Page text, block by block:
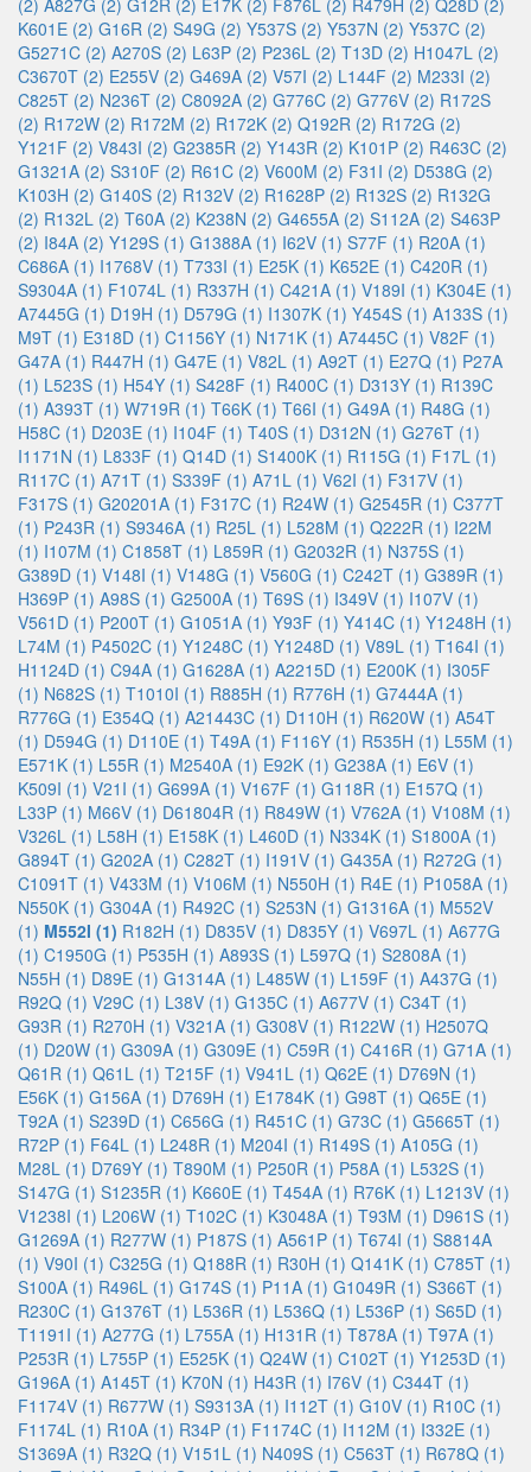
(2) A827G (2) G12R (2) E17K (2) F876L (2) R479H (2) Q28D (2)
K601E (2) G16R (2) S49G (2) Y537S (2) Y537N (2) Y537C (2)
G5271C (2) A270S (2) L63P (2) P236L (2) T13D (2) H1047L (2)
C3670T (2) E255V (2) G469A (2) V57I (2) L144F (2) M233I (2)
C825T (2) N236T (2) C8092A (2) G776C (2) G776V (2) R172S
(2) R172W (2) R172M (2) R172K (2) Q192R (2) R172G (2)
Y121F (2) V843I (2) G2385R (2) Y143R (2) K101P (2) R463C (2)
G1321A (2) S310F (2) R61C (2) V600M (2) F31I (2) D538G (2)
K103H (2) G140S (2) R132V (2) R1628P (2) R132S (2) R132G
(2) R132L (2) T60A (2) K238N (2) G4655A (2) S112A (2) S463P
(2) I84A (2) Y129S (1) G1388A (1) I62V (1) S77F (1) R20A (1)
C686A (1) I1768V (1) T733I (1) E25K (1) K652E (1) C420R (1)
S9304A (1) F1074L (1) R337H (1) C421A (1) V189I (1) K304E (1)
A7445G (1) D19H (1) D579G (1) I1307K (1) Y454S (1) A133S (1)
M9T (1) E318D (1) C1156Y (1) N171K (1) A7445C (1) V82F (1)
G47A (1) R447H (1) G47E (1) V82L (1) A92T (1) E27Q (1) P27A
(1) L523S (1) H54Y (1) S428F (1) R400C (1) D313Y (1) R139C
(1) A393T (1) W719R (1) T66K (1) T66I (1) G49A (1) R48G (1)
H58C (1) D203E (1) I104F (1) T40S (1) D312N (1) G276T (1)
I1171N (1) L833F (1) Q14D (1) S1400K (1) R115G (1) F17L (1)
R117C (1) A71T (1) S339F (1) A71L (1) V62I (1) F317V (1)
F317S (1) G20201A (1) F317C (1) R24W (1) G2545R (1) C377T
(1) P243R (1) S9346A (1) R25L (1) L528M (1) Q222R (1) I22M
(1) I107M (1) C1858T (1) L859R (1) G2032R (1) N375S (1)
G389D (1) V148I (1) V148G (1) V560G (1) C242T (1) G389R (1)
H369P (1) A98S (1) G2500A (1) T69S (1) I349V (1) I107V (1)
V561D (1) P200T (1) G1051A (1) Y93F (1) Y414C (1) Y1248H (1)
L74M (1) P4502C (1) Y1248C (1) Y1248D (1) V89L (1) T164I (1)
H1124D (1) C94A (1) G1628A (1) A2215D (1) E200K (1) I305F
(1) N682S (1) T1010I (1) R885H (1) R776H (1) G7444A (1)
R776G (1) E354Q (1) A21443C (1) D110H (1) R620W (1) A54T
(1) D594G (1) D110E (1) T49A (1) F116Y (1) R535H (1) L55M (1)
E571K (1) L55R (1) M2540A (1) E92K (1) G238A (1) E6V (1)
K509I (1) V21I (1) G699A (1) V167F (1) G118R (1) E157Q (1)
L33P (1) M66V (1) D61804R (1) R849W (1) V762A (1) V108M (1)
V326L (1) L58H (1) E158K (1) L460D (1) N334K (1) S1800A (1)
G894T (1) G202A (1) C282T (1) I191V (1) G435A (1) R272G (1)
C1091T (1) V433M (1) V106M (1) N550H (1) R4E (1) P1058A (1)
N550K (1) G304A (1) R492C (1) S253N (1) G1316A (1) M552V
(1) M552I (1) R182H (1) D835V (1) D835Y (1) V697L (1) A677G
(1) C1950G (1) P535H (1) A893S (1) L597Q (1) S2808A (1)
N55H (1) D89E (1) G1314A (1) L485W (1) L159F (1) A437G (1)
R92Q (1) V29C (1) L38V (1) G135C (1) A677V (1) C34T (1)
G93R (1) R270H (1) V321A (1) G308V (1) R122W (1) H2507Q
(1) D20W (1) G309A (1) G309E (1) C59R (1) C416R (1) G71A (1)
Q61R (1) Q61L (1) T215F (1) V941L (1) Q62E (1) D769N (1)
E56K (1) G156A (1) D769H (1) E1784K (1) G98T (1) Q65E (1)
T92A (1) S239D (1) C656G (1) R451C (1) G73C (1) G5665T (1)
R72P (1) F64L (1) L248R (1) M204I (1) R149S (1) A105G (1)
M28L (1) D769Y (1) T890M (1) P250R (1) P58A (1) L532S (1)
S147G (1) S1235R (1) K660E (1) T454A (1) R76K (1) L1213V (1)
V1238I (1) L206W (1) T102C (1) K3048A (1) T93M (1) D961S (1)
G1269A (1) R277W (1) P187S (1) A561P (1) T674I (1) S8814A
(1) V90I (1) C325G (1) Q188R (1) R30H (1) Q141K (1) C785T (1)
S100A (1) R496L (1) G174S (1) P11A (1) G1049R (1) S366T (1)
R230C (1) G1376T (1) L536R (1) L536Q (1) L536P (1) S65D (1)
T1191I (1) A277G (1) L755A (1) H131R (1) T878A (1) T97A (1)
P253R (1) L755P (1) E525K (1) Q24W (1) C102T (1) Y1253D (1)
G196A (1) A145T (1) K70N (1) H43R (1) I76V (1) C344T (1)
F1174V (1) R677W (1) S9313A (1) I112T (1) G10V (1) R10C (1)
F1174L (1) R10A (1) R34P (1) F1174C (1) I112M (1) I332E (1)
S1369A (1) R32Q (1) V151L (1) N409S (1) C563T (1) R678Q (1)